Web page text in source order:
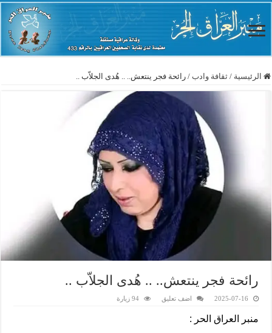
الرئيسية / ثقافة وادب / رائحة فجر ينتعش.. .. هُدى الجلاّب ..
رائحة فجر ينتعش.. .. هُدى الجلاّب ..
2025-07-16 اضف تعليق 94 زيارة
منبر العراق الحر :